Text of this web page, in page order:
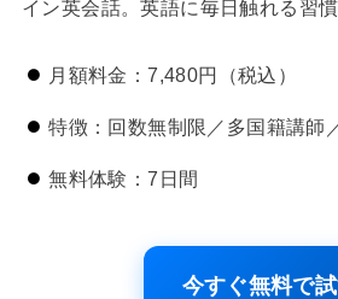
イン英会話。英語に毎日触れる習
月額料金：7,480円（税込）
特徴：回数無制限／多国籍講師
無料体験：7日間
今すぐ無料で